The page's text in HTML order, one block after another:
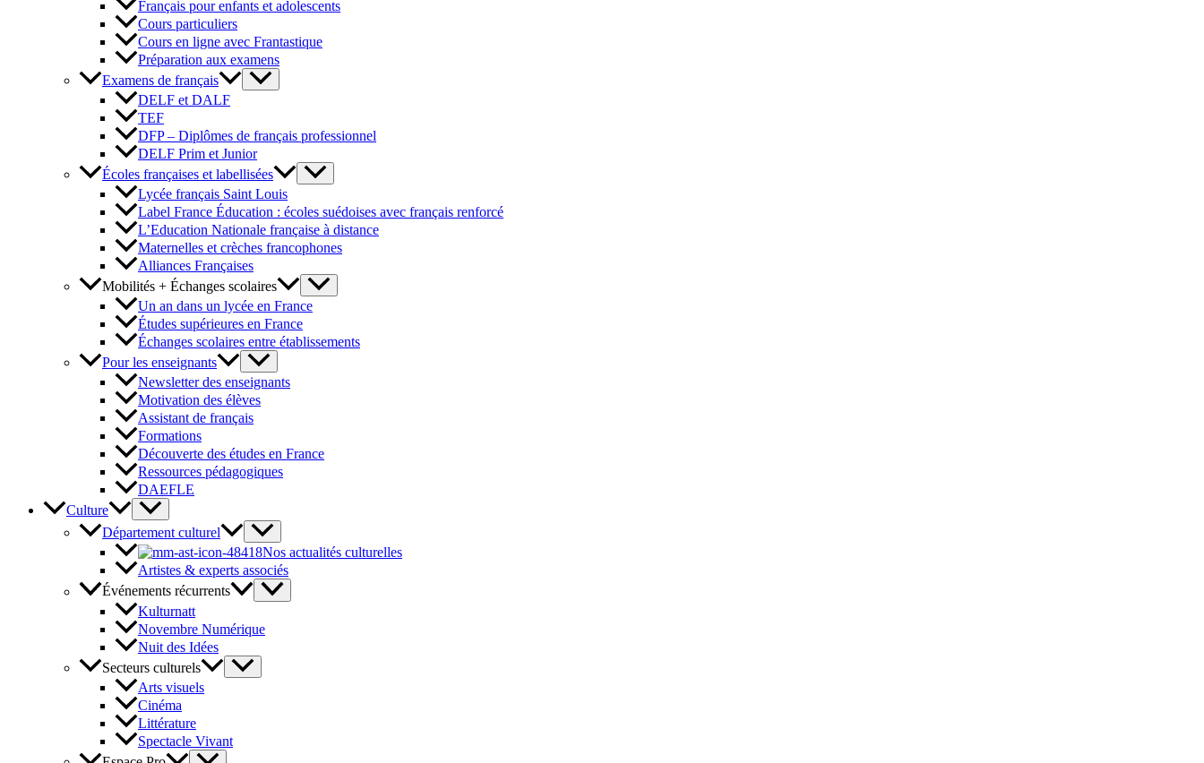
Français pour enfants et adolescents
Cours particuliers
Cours en ligne avec Frantastique
Préparation aux examens
Examens de français
DELF et DALF
TEF
DFP – Diplômes de français professionnel
DELF Prim et Junior
Écoles françaises et labellisées
Lycée français Saint Louis
Label France Éducation : écoles suédoises avec français renforcé
L’Education Nationale française à distance
Maternelles et crèches francophones
Alliances Françaises
Mobilités + Échanges scolaires
Un an dans un lycée en France
Études supérieures en France
Échanges scolaires entre établissements
Pour les enseignants
Newsletter des enseignants
Motivation des élèves
Assistant de français
Formations
Découverte des études en France
Ressources pédagogiques
DAEFLE
Culture
Département culturel
Nos actualités culturelles
Artistes & experts associés
Événements récurrents
Kulturnatt
Novembre Numérique
Nuit des Idées
Secteurs culturels
Arts visuels
Cinéma
Littérature
Spectacle Vivant